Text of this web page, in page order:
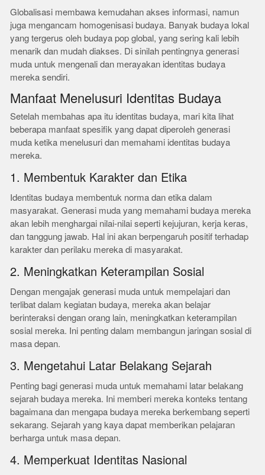
Globalisasi membawa kemudahan akses informasi, namun
juga mengancam homogenisasi budaya. Banyak budaya lokal
yang tergerus oleh budaya pop global, yang sering kali lebih
menarik dan mudah diakses. Di sinilah pentingnya generasi
muda untuk mengenali dan merayakan identitas budaya
mereka sendiri.
Manfaat Menelusuri Identitas Budaya
Setelah membahas apa itu identitas budaya, mari kita lihat
beberapa manfaat spesifik yang dapat diperoleh generasi
muda ketika menelusuri dan memahami identitas budaya
mereka.
1. Membentuk Karakter dan Etika
Identitas budaya membentuk norma dan etika dalam
masyarakat. Generasi muda yang memahami budaya mereka
akan lebih menghargai nilai-nilai seperti kejujuran, kerja keras,
dan tanggung jawab. Hal ini akan berpengaruh positif terhadap
karakter dan perilaku mereka di masyarakat.
2. Meningkatkan Keterampilan Sosial
Dengan mengajak generasi muda untuk mempelajari dan
terlibat dalam kegiatan budaya, mereka akan belajar
berinteraksi dengan orang lain, meningkatkan keterampilan
sosial mereka. Ini penting dalam membangun jaringan sosial di
masa depan.
3. Mengetahui Latar Belakang Sejarah
Penting bagi generasi muda untuk memahami latar belakang
sejarah budaya mereka. Ini memberi mereka konteks tentang
bagaimana dan mengapa budaya mereka berkembang seperti
sekarang. Sejarah yang kaya dapat memberikan pelajaran
berharga untuk masa depan.
4. Memperkuat Identitas Nasional